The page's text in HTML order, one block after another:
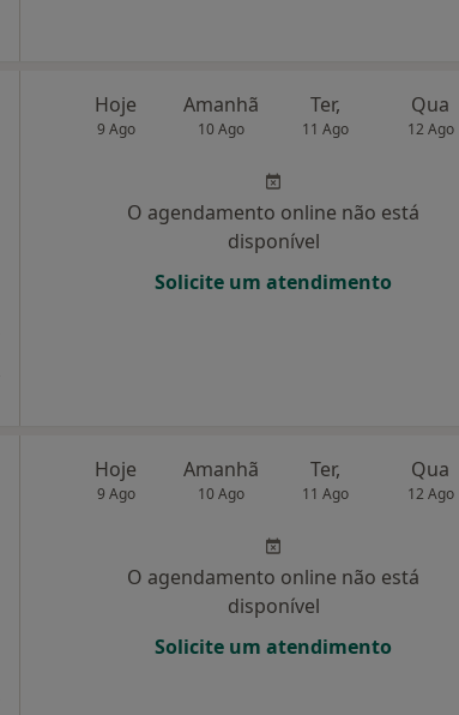
Hoje
9 Ago
Amanhã
10 Ago
Ter,
11 Ago
Qua
12 Ago
O agendamento online não está
disponível
Solicite um atendimento
Hoje
9 Ago
Amanhã
10 Ago
Ter,
11 Ago
Qua
12 Ago
O agendamento online não está
disponível
Solicite um atendimento